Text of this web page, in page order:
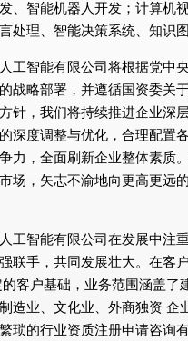
、智能机器人开发；计算机
处理、智能决策系统、知识
工智能有限公司将根据党中
战略部署，并遵循国资委关
针，我们将持续推进企业深
深度调整与优化，合理配置
力，全面刷新企业整体素质
场，矢志不渝地向更高更远
工智能有限公司在发展中注
联手，共同发展壮大。在客
客户基础，业务范围涵盖了
造业、文化业、外商独资 企
琐的行业资质注册申请咨询